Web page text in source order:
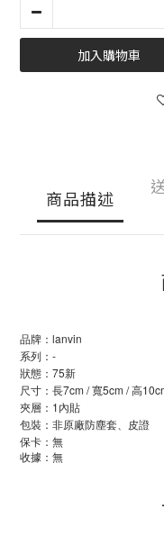
加入購物車
商品描述
品牌：lanvin
系列：-
狀態：75新
尺寸：長7cm / 寬5cm / 高
夾層：1內貼
包裝：非原廠防塵套、皮證
保卡：無
收據：無